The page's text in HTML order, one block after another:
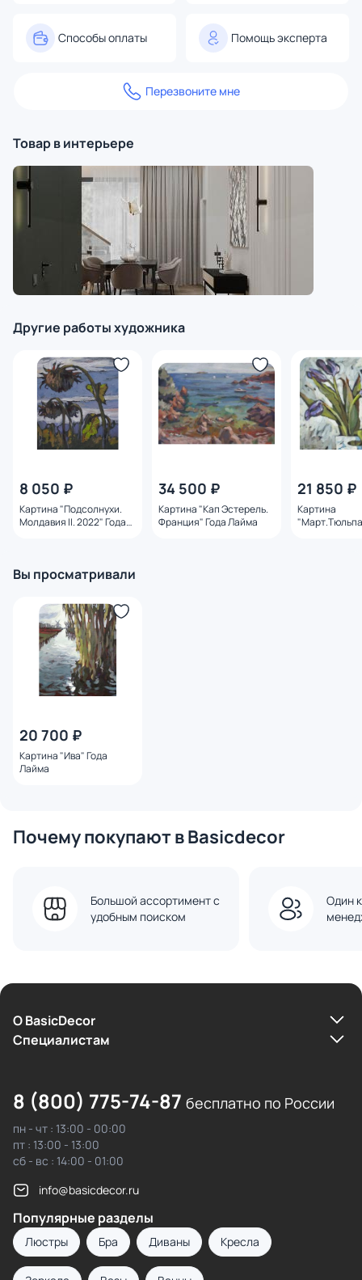
Способы оплаты Помощь эксперта
Перезвоните мне
Товар в интерьере
Другие работы художника
8 050 ₽
Картина "Подсолнухи.
Молдавия II. 2022" Года
34 500 ₽
Картина "Кап Эстерель.
Франция" Года Лайма
21 850 ₽
Картина
Вы просматривали
20 700 ₽
Картина "Ива" Года
Лайма
Почему покупают в Basicdecor
Большой ассортимент с
удобным поиском
Один
О BasicDecor
Cпециалистам
8 (800) 775-74-87 бесплатно по России
пн - чт : 13:00 - 00:00
пт : 13:00 - 13:00
сб - вс : 14:00 - 01:00
info@basicdecor.ru
Популярные разделы
Люстры Бра Диваны Кресла